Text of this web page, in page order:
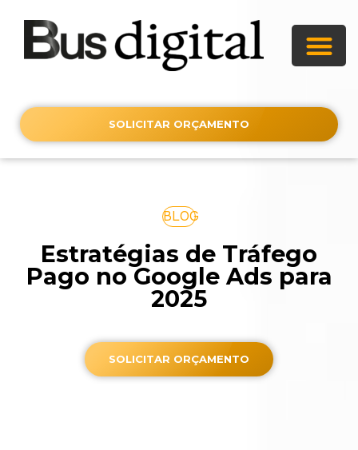
SOLICITAR ORÇAMENTO
BLOG
Estratégias de Tráfego
Pago no Google Ads para
2025
SOLICITAR ORÇAMENTO